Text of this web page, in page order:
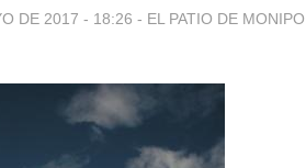
DE 2017 - 18:26 - EL PATIO DE